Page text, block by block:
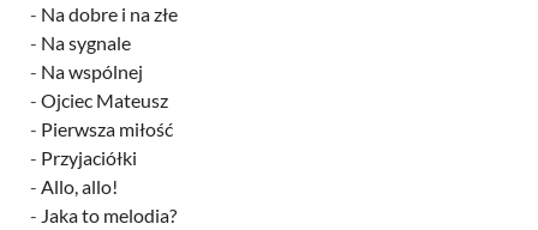
- Na dobre i na złe
- Na sygnale
- Na wspólnej
- Ojciec Mateusz
- Pierwsza miłość
- Przyjaciółki
- Allo, allo!
- Jaka to melodia?